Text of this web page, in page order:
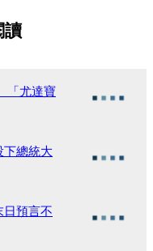
讀
「尤達寶
總統大
預言不